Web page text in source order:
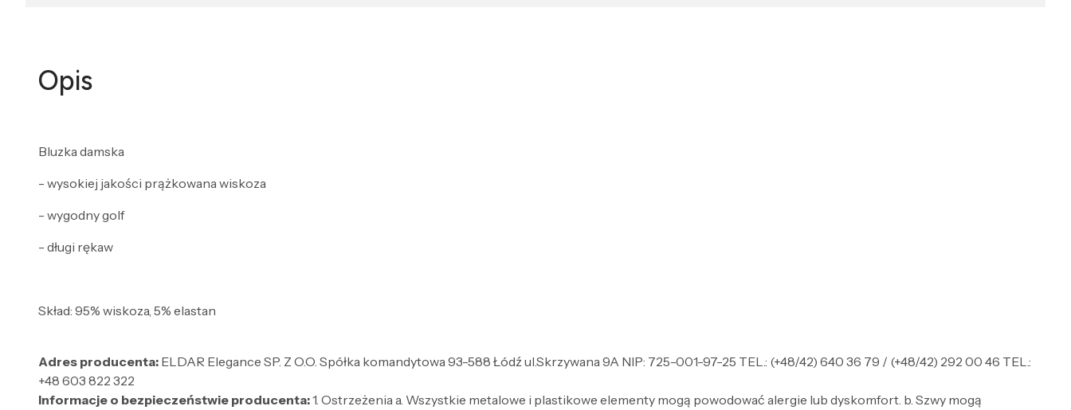
Opis
Bluzka damska
- wysokiej jakości prążkowana wiskoza
- wygodny golf
- długi rękaw
Skład: 95% wiskoza, 5% elastan
Adres producenta: ELDAR Elegance SP. Z O.O. Spółka komandytowa 93-588 Łódź ul.Skrzywana 9A NIP: 725-001-97-25 TEL.: (+48/42) 640 36 79 / (+48/42) 292 00 46 TEL.:
+48 603 822 322
Informacje o bezpieczeństwie producenta:1. Ostrzeżenia a. Wszystkie metalowe i plastikowe elementy mogą powodować alergie lub dyskomfort. b. Szwy mogą